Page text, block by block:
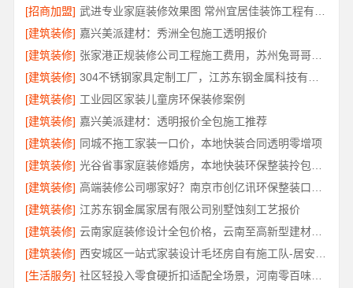
[招商加盟]
[建筑装修] 嘉兴美派建材：秀洲全包施工透明报价
[建筑装修]
张家港正规装修公司工程施工费用，苏州兔哥哥智装新材料有限公司全包透明报价
[建筑装修]
[建筑装修] 工业园区家装儿童房环保装修案例
[建筑装修] 嘉兴美派建材：透明报价全包施工推荐
[建筑装修] 同城不拖工家装一口价，本地快装合同透明零增项
[建筑装修]
[建筑装修]
[建筑装修] 江苏东钢金属家居有限公司别墅蚀刻工艺报价
[建筑装修]
云南家庭装修设计全包价格，云南至高新型建材有限公司精准预算
[建筑装修]
[生活服务]
社区轻投入零食硬折扣适配全场景，河南零百味供应链有限公司